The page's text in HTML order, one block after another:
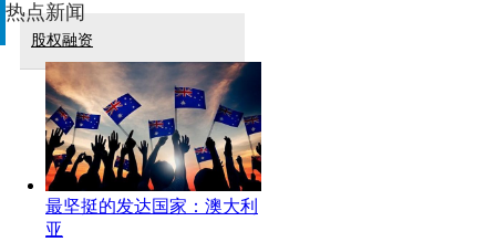
股权融资
热点新闻
最坚挺的发达国家：澳大利
亚